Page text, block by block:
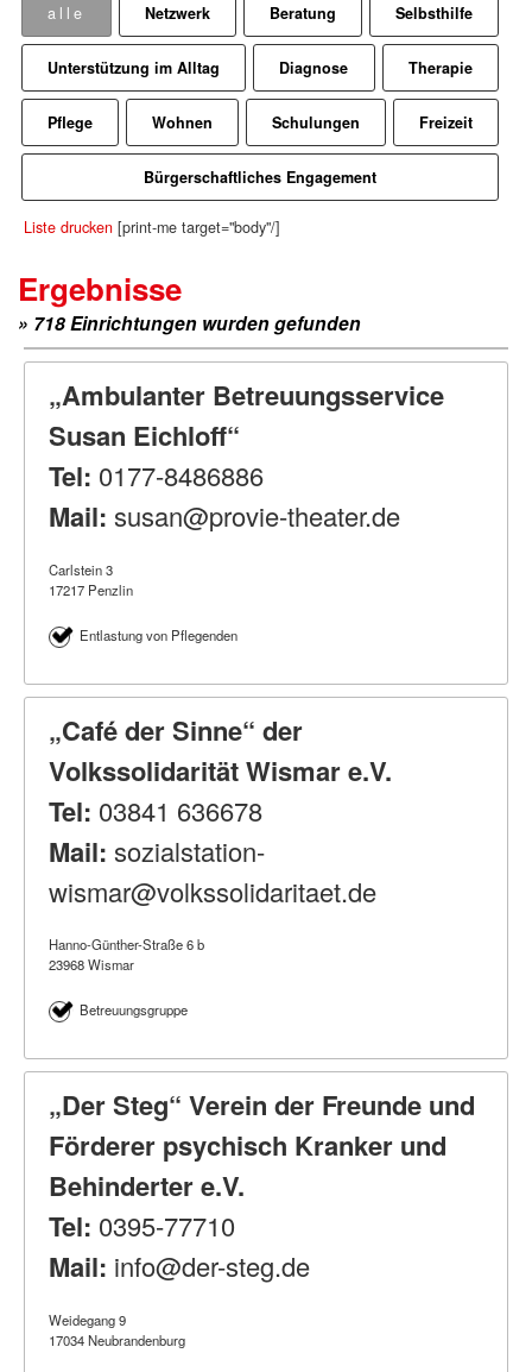
alle Netzwerk Beratung Selbsthilfe
Unterstützung im Alltag Diagnose Therapie
Pflege Wohnen Schulungen Freizeit
Bürgerschaftliches Engagement
Liste drucken [print-me target="body"/]
Ergebnisse
» 718 Einrichtungen wurden gefunden
„Ambulanter Betreuungsservice
Susan Eichloff“
Tel: 0177-8486886
Mail: susan@provie-theater.de
Carlstein 3
17217 Penzlin
Entlastung von Pflegenden
„Café der Sinne“ der
Volkssolidarität Wismar e.V.
Tel: 03841 636678
Mail: sozialstation-
wismar@volkssolidaritaet.de
Hanno-Günther-Straße 6 b
23968 Wismar
Betreuungsgruppe
„Der Steg“ Verein der Freunde und
Förderer psychisch Kranker und
Behinderter e.V.
Tel: 0395-77710
Mail: info@der-steg.de
Weidegang 9
17034 Neubrandenburg